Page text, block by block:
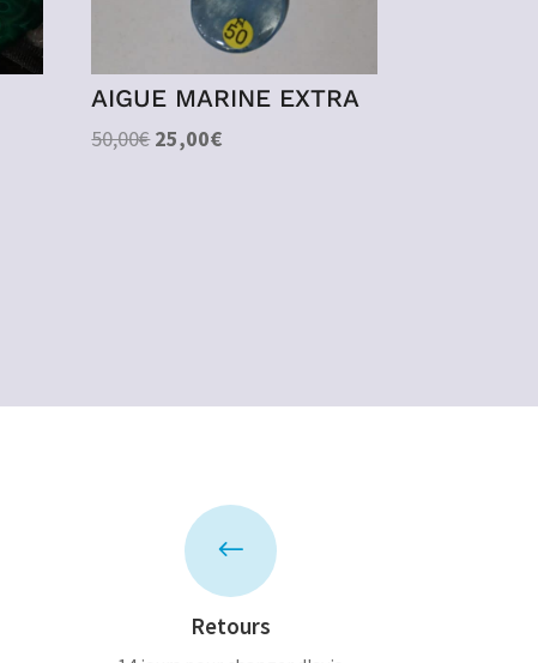
AIGUE MARINE EXTRA
50,00€ Le
25,00€Le
#
Retours